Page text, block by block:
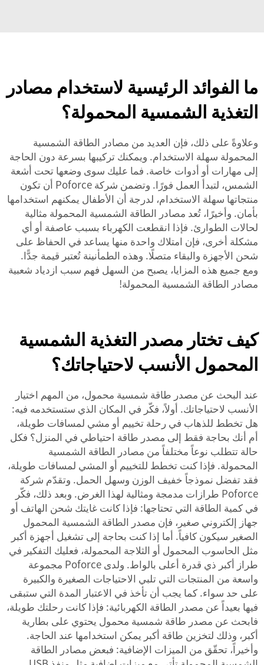
ما الفوائد الرئيسية لاستخدام مصادر
التغذية الشمسية المحمولة؟
وعلاوةً على ذلك، فإن العديد من مصادر الطاقة الشمسية
المحمولة سهلة الاستخدام. ويمكنك تركيبها بسرعة دون الحاجة
إلى مهارات أو أدوات خاصة. فما عليك سوى وضعها تحت أشعة
الشمس، لتبدأ العمل فورًا. وتضمن شركة Poforce أن تكون
منتجاتها سهلة الاستخدام، لدرجة أن الأطفال يمكنهم استخدامها
بأمان. وأخيرًا، تُعد مصادر الطاقة الشمسية المحمولة مثالية
لحالات الطوارئ. فإذا انقطعت الكهرباء بسبب عاصفة أو أي
مشكلة أخرى، فإن امتلاك واحدة منها يساعد في الحفاظ على
شحن الأجهزة والبقاء متصلًا. وهذه الطمأنينة تُعتبر قيمة جدًّا.
ومع جميع هذه المزايا، يصبح من السهل فهم سبب ازدياد شعبية
مصادر الطاقة الشمسية المحمولة!
كيف تختار مصدر التغذية الشمسية
المحمول الأنسب لاحتياجاتك؟
عند البحث عن مصدر طاقة شمسية محمول، من المهم اختيار
الأنسب لاحتياجاتك. أولاً، فكّر في المكان الذي ستستخدمه فيه:
هل تخطط للذهاب في رحلة تخييم أو مشي لمسافات طويلة،
أم أنك بحاجة فقط إلى مصدر طاقة احتياطي في المنزل؟ فكل
حالة تتطلب نوعاً مختلفاً من مصادر الطاقة الشمسية
المحمولة. فإذا كنت تخطط للتخييم أو المشي لمسافات طويلة،
فقد تفضل نموذجاً خفيف الوزن وسهل الحمل. وتقدّم شركة
Poforce طرازات مدمجة ومثالية لهذا الغرض. وبعد ذلك، فكّر
في كمية الطاقة التي تحتاجها: فإذا كانت غايتك شحن الهاتف أو
جهاز إلكتروني صغير، فإن مصدر الطاقة الشمسية المحمول
الصغير سيكون كافياً. أما إذا كنت بحاجة إلى تشغيل أجهزة أكبر
مثل الحاسوب المحمول أو الثلاجة المحمولة، فعليك التفكير في
طراز أكبر ذي قدرة أعلى بالواط. ولدى Poforce مجموعة
واسعة من المنتجات التي تلبي الاحتياجات الصغيرة والكبيرة
على حد سواء. كما يجب أن تأخذ في الاعتبار المدة التي ستبقى
فيها بعيداً عن مصدر الطاقة الكهربائية: فإذا كانت رحلتك طويلة،
فابحث عن مصدر طاقة شمسية محمول يحتوي على بطارية
أكبر، وذلك لتخزين طاقة أكبر يمكن استخدامها عند الحاجة.
وأخيراً، تحقّق من الميزات الإضافية: فبعض مصادر الطاقة